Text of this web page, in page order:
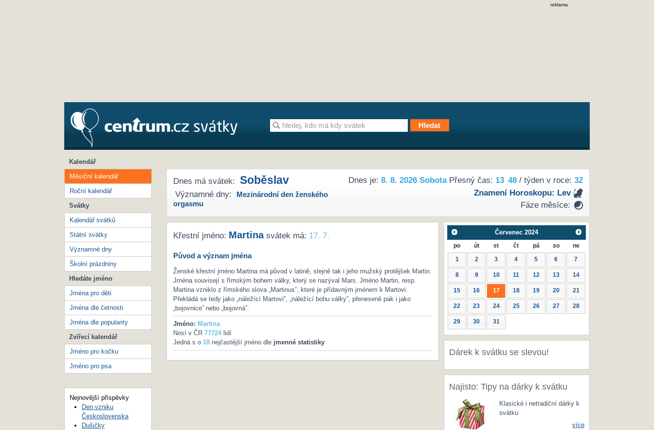
reklama
Dnes je: 8. 8. 2026 SobotaPřesný čas: 13 48/ týden v roce: 32
Znamení Horoskopu: Lev
Fáze měsíce:
Dnes má svátek: Soběslav
Významné dny:
Mezinárodní den ženského
orgasmu
Křestní jméno: Martinasvátek má: 17. 7.
Původ a význam jména
Ženské křestní jméno Martina má původ v latině, stejně tak i jeho mužský protějšek Martin.
Jména souvisejí s římským bohem války, který se nazýval Mars. Jméno Martin, resp.
Martina vzniklo z římského slova „Martinus”, které je přídavným jménem k Martovi.
Překládá se tedy jako „náležící Martovi”, „náležící bohu války”, přeneseně pak i jako
„bojovnice” nebo „bojovná”.
Jméno: Martina
Nosí v ČR 77724lidí
Jedná s o 18nejčastější jméno dle jmenné statistiky
Červenec 2024
po út st čt pá so ne
1 2 3 4 5 6 7
8 9 10 11 12 13 14
15 16 17 18 19 20 21
22 23 24 25 26 27 28
29 30 31
Dárek k svátku se slevou!
Najisto: Tipy na dárky k svátku
Klasické i netradiční dárky k
svátku
více
Kalendář
Měsíční kalendář
Roční kalendář
Svátky
Kalendář svátků
Státní svátky
Významné dny
Školní prázdniny
Hledáte jméno
Jména pro děti
Jména dle četnosti
Jména dle popularity
Zvířecí kalendář
Jméno pro kočku
Jméno pro psa
Nejnovější příspěvky
Den vzniku
Československa
Dušičky